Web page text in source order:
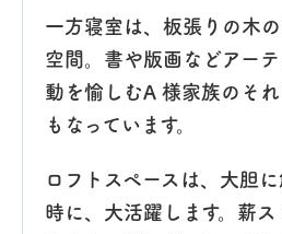
一方寝室は、板張りの木
空間。書や版画などアー
動を愉しむA 様家族のそ
もなっています。
ロフトスペースは、大胆
時に、大活躍します。薪